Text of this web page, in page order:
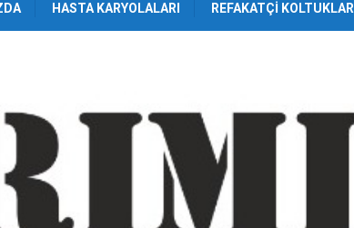
HASTA KARYOLALARI REFAKATÇI KOLTUKLARI